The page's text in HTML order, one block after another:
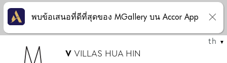
VVILLAS HUA HIN
th
พบข้อเสนอที่ดีที่สุดของ MGallery บน Accor App